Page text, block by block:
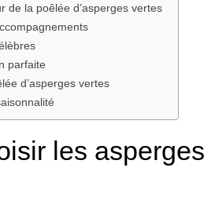
de la poêlée d’asperges vertes
parfaite
d’asperges vertes
les